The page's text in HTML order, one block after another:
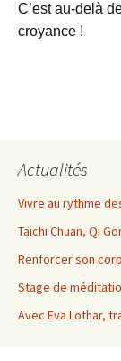
C’est au-delà
croyance !
Actualités
Vivre au rythme
Taichi Chuan, Qi
Renforcer son
Stage de
Avec Eva Lothar,